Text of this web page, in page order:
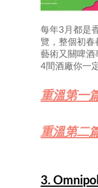
每年3月都是
覽，整個初春
藝術又關啤酒
4間酒廠你一
重溫第一
重溫第二
3.